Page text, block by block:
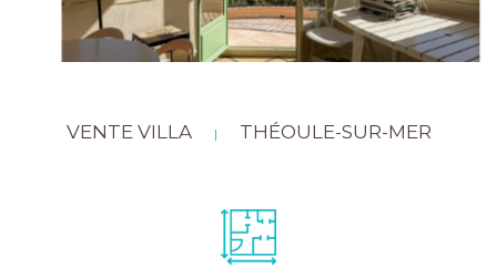
VENTE VILLA | THÉOULE-SUR-MER